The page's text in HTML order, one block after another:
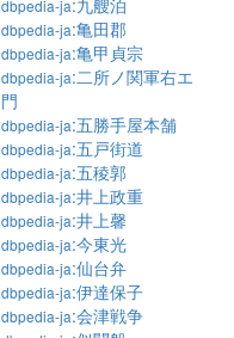
dbpedia-ja:九艘泊
dbpedia-ja:亀田郡
dbpedia-ja:亀甲貞宗
dbpedia-ja:二所ノ関軍右エ
門
dbpedia-ja:五勝手屋本舗
dbpedia-ja:五戸街道
dbpedia-ja:五稜郭
dbpedia-ja:井上政重
dbpedia-ja:井上馨
dbpedia-ja:今東光
dbpedia-ja:仙台弁
dbpedia-ja:伊達保子
dbpedia-ja:会津戦争